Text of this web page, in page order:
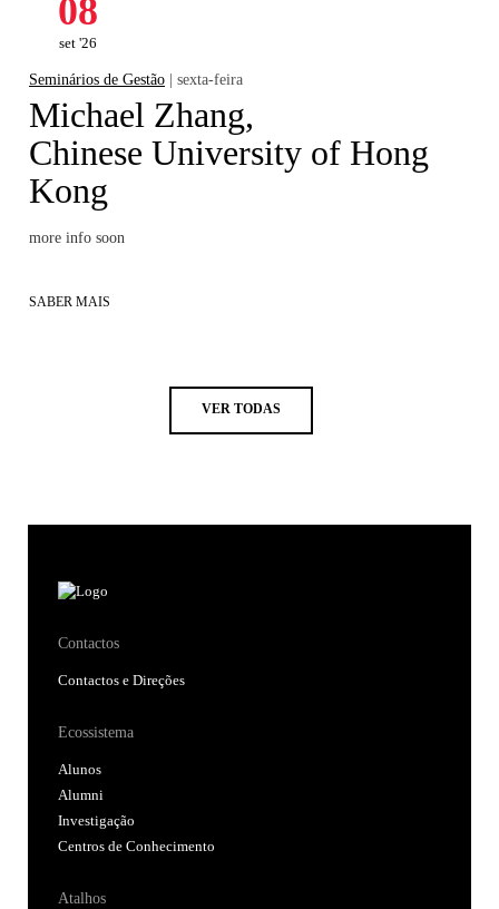
08
set '26
Seminários de Gestão | sexta-feira
Michael Zhang,
Chinese University of Hong
Kong
more info soon
SABER MAIS
VER TODAS
Contactos
Contactos e Direções
Ecossistema
Alunos
Alumni
Investigação
Centros de Conhecimento
Atalhos